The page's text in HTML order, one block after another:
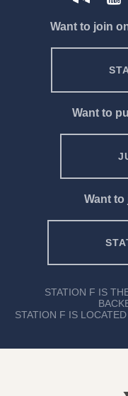
Want to join
Want to
Want to
STATION F IS
STATION F IS